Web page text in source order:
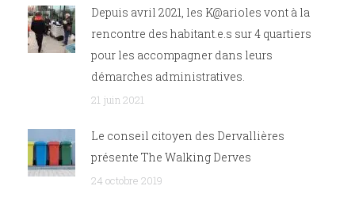
Depuis avril 2021, les K@arioles vont à la
rencontre des habitant.e.s sur 4 quartiers
pour les accompagner dans leurs
démarches administratives.
21 juin 2021
Le conseil citoyen des Dervallières
présente The Walking Derves
24 octobre 2019